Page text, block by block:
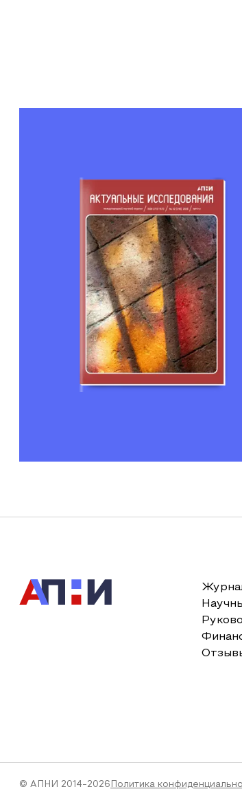
© АПНИ 2014-2026 Политика